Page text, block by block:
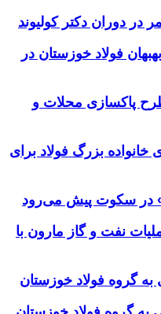
در دوران دکتر کولیوند
فولاد خوزستان در
در طرح پاکسازی محلات و
بزرگ فولاد برای
در سکوت پیش می‌رود
نفت و گاز مارون با
گروه فولاد خوزستان